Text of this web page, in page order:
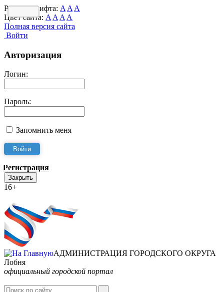
Размер шрифта: A A A
Цвет сайта: A A A A
Полная версия сайта
Войти
Авторизация
Логин:
Пароль:
Запомнить меня
Регистрация
Закрыть
16+
АДМИНИСТРАЦИЯ ГОРОДСКОГО ОКРУГА
Лобня
официальный городской портал